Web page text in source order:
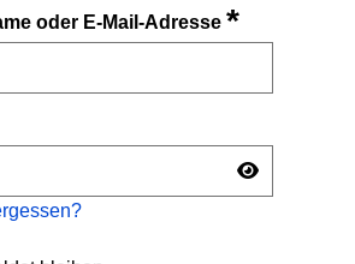
oder E-Mail-Adresse*